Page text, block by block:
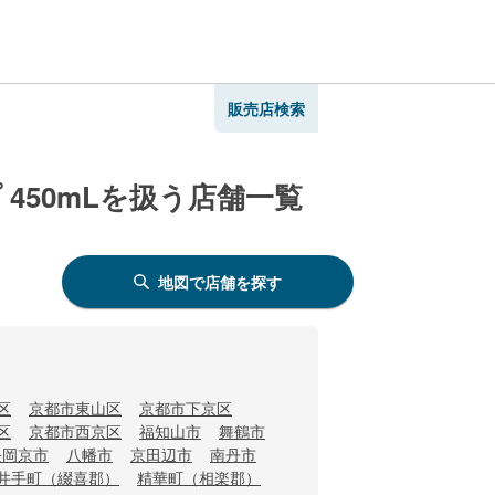
販売店検索
を扱う店舗一覧
地図で店舗を探す
京都市東山区
京都市下京区
京都市西京区 福知山市
舞鶴市
京市 八幡市 京田辺市
南丹市
手町（綴喜郡）
精華町（相楽郡）